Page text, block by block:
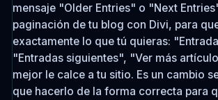
mensaje "Older Entries" o "Next
paginación de tu blog con Divi, para
exactamente lo que tú quieras:
"Entradas siguientes", "Ver más
mejor le calce a tu sitio. Es un cambio
que hacerlo de la forma correcta para